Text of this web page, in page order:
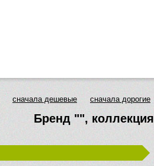
сначала дешевые сначала дорогие
Бренд "", коллекция